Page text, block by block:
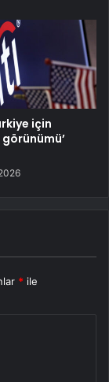
için
* ile